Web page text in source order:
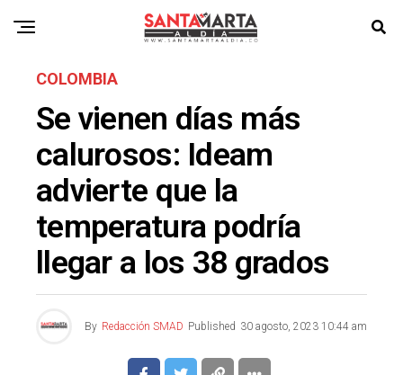
COLOMBIA
Se vienen días más
calurosos: Ideam
advierte que la
temperatura podría
llegar a los 38 grados
By Redacción SMAD Published 30 agosto, 2023 10:44 am